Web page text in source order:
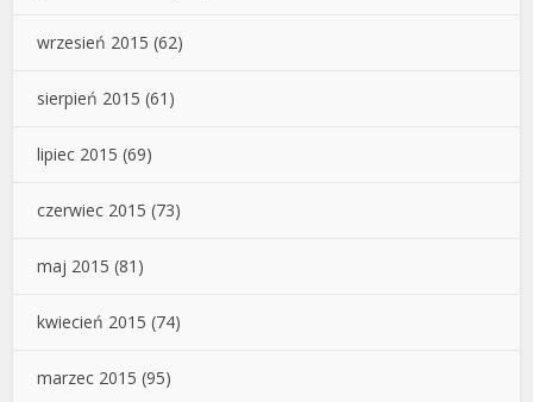
wrzesień 2015 (62)
sierpień 2015 (61)
lipiec 2015 (69)
czerwiec 2015 (73)
maj 2015 (81)
kwiecień 2015 (74)
marzec 2015 (95)